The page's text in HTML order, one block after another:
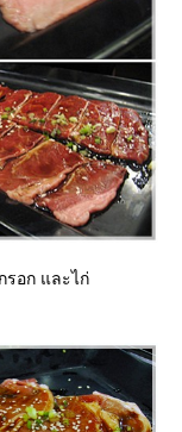
รอก และไก่